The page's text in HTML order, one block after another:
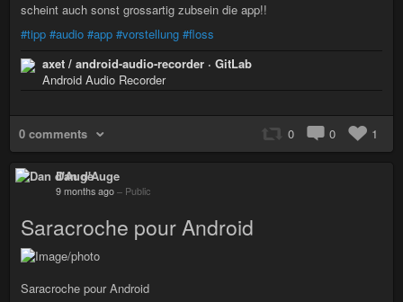
scheint auch sonst grossartig zubsein die app!!
#tipp #audio #app #vorstellung #floss
axet / android-audio-recorder · GitLab
Android Audio Recorder
0 comments 0 0 1
Dan d'Auge
9 months ago – Public
Saracroche pour Android
Saracroche pour Android